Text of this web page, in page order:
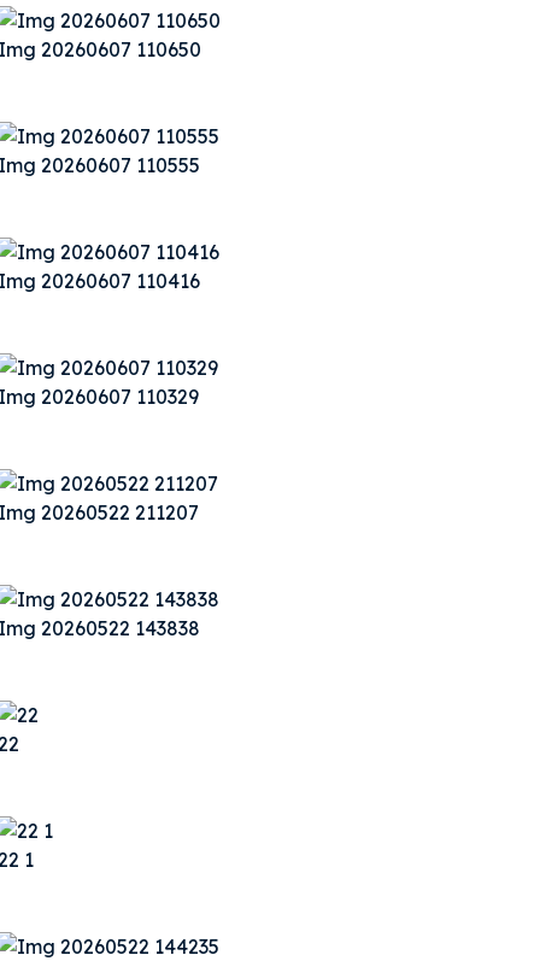
20260607 110650
20260607 110555
20260607 110416
20260607 110329
20260522 211207
20260522 143838
1